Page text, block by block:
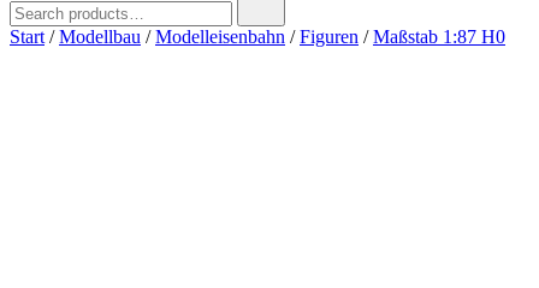
for:
Start /Modellbau /Modelleisenbahn /Figuren /Maßstab 1:87 H0